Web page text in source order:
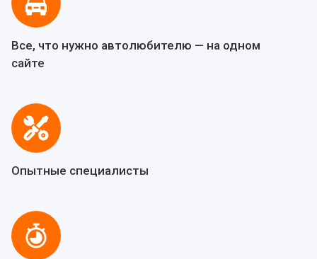
Все, что нужно автолюбителю — на одном
сайте
Опытные специалисты